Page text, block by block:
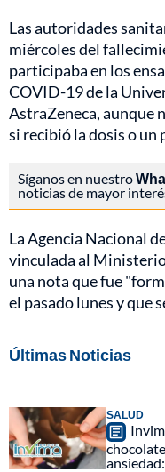
Las autoridades
miércoles del
participaba en los
COVID-19 de la
AstraZeneca, aunque
si recibió la dosis o un
Síganos en nuestro
noticias de mayor
La Agencia Nacional
vinculada al
una nota que fue
el pasado lunes y que
Últimas Noticias
SALUD